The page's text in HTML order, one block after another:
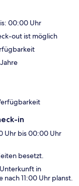
00:00 Uhr
out ist möglich
in
Uhr bis 00:00 Uhr
besetzt.
in
11:00 Uhr planst.